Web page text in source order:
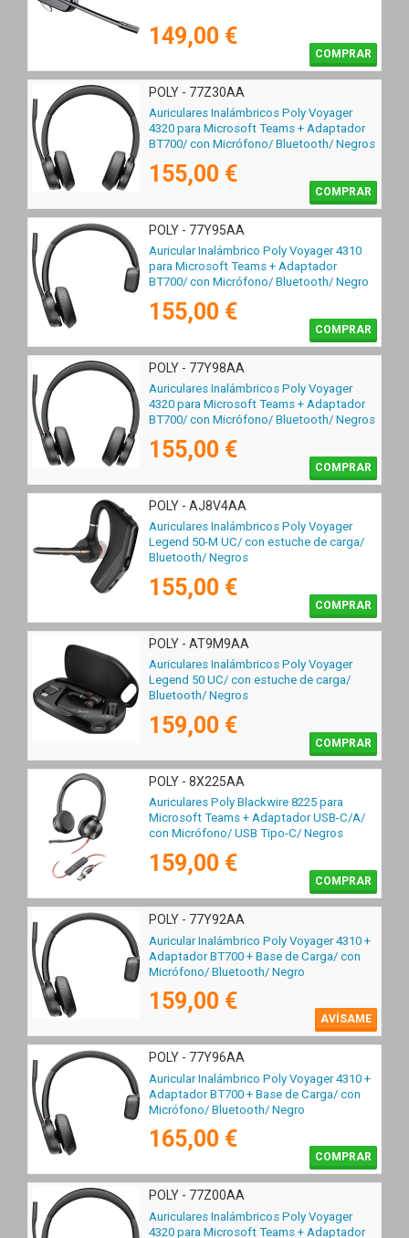
149,00 €
COMPRAR
POLY - 77Z30AA
Auriculares Inalámbricos Poly Voyager
4320 para Microsoft Teams + Adaptador
BT700/ con Micrófono/ Bluetooth/ Negros
155,00 €
COMPRAR
POLY - 77Y95AA
Auricular Inalámbrico Poly Voyager 4310
para Microsoft Teams + Adaptador
BT700/ con Micrófono/ Bluetooth/ Negro
155,00 €
COMPRAR
POLY - 77Y98AA
Auriculares Inalámbricos Poly Voyager
4320 para Microsoft Teams + Adaptador
BT700/ con Micrófono/ Bluetooth/ Negros
155,00 €
COMPRAR
POLY - AJ8V4AA
Auriculares Inalámbricos Poly Voyager
Legend 50-M UC/ con estuche de carga/
Bluetooth/ Negros
155,00 €
COMPRAR
POLY - AT9M9AA
Auriculares Inalámbricos Poly Voyager
Legend 50 UC/ con estuche de carga/
Bluetooth/ Negros
159,00 €
COMPRAR
POLY - 8X225AA
Auriculares Poly Blackwire 8225 para
Microsoft Teams + Adaptador USB-C/A/
con Micrófono/ USB Tipo-C/ Negros
159,00 €
COMPRAR
POLY - 77Y92AA
Auricular Inalámbrico Poly Voyager 4310 +
Adaptador BT700 + Base de Carga/ con
Micrófono/ Bluetooth/ Negro
159,00 €
AVÍSAME
POLY - 77Y96AA
Auricular Inalámbrico Poly Voyager 4310 +
Adaptador BT700 + Base de Carga/ con
Micrófono/ Bluetooth/ Negro
165,00 €
COMPRAR
POLY - 77Z00AA
Auriculares Inalámbricos Poly Voyager
4320 para Microsoft Teams + Adaptador